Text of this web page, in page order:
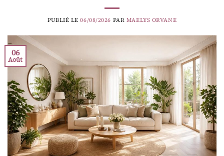
PUBLIÉ LE06/08/2026 PAR MAELYS ORVANE
06
Août